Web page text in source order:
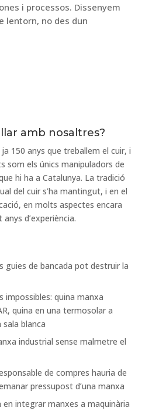
i processos. Dissenyem
lentorn, no des dun
amb nosaltres?
150 anys que treballem el cuir, i
som els únics manipuladors de
hi ha a Catalunya. La tradició
del cuir s’ha mantingut, i en el
en molts aspectes encara
d’experiència.
guies de bancada pot destruir la
impossibles: quina manxa
quina en una termosolar a
sala blanca
industrial sense malmetre el
de compres hauria de
pressupost d’una manxa
en integrar manxes a maquinària